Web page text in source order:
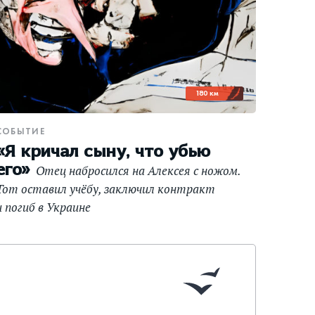
180 км
кричал сыну, что убью
Отец набросился на Алексея с ножом.
оставил учёбу, заключил контракт
погиб в Украине